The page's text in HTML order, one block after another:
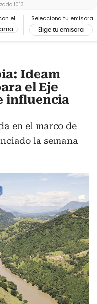
el Selecciona tu emisora
Elige tu emisora
10:13
Ideam
el Eje
influencia
en el marco de
la semana